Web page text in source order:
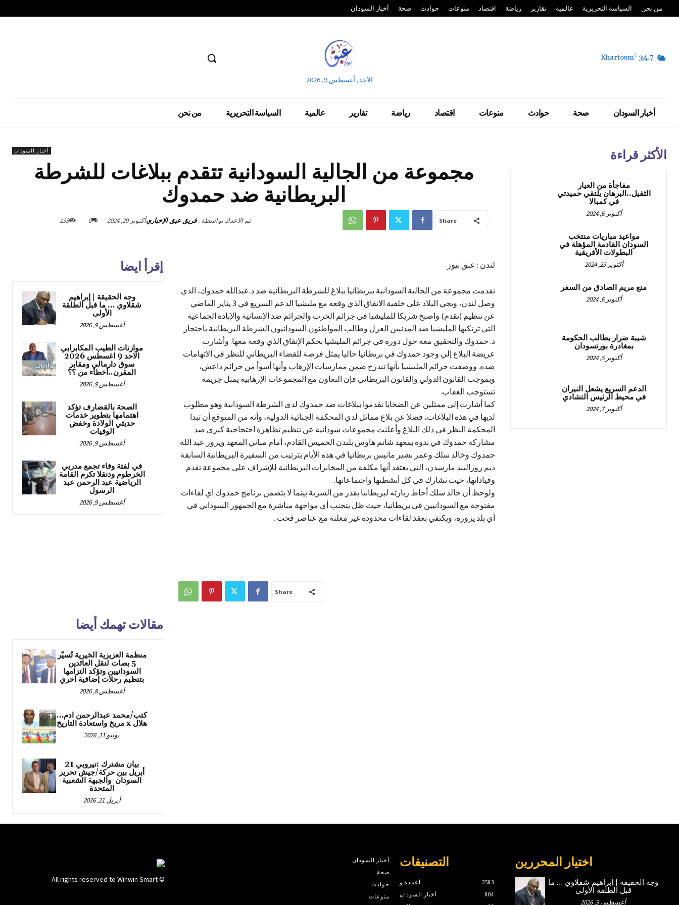
أخبار السودان صحة حوادث منوعات اقتصاد رياضة تقارير عالمية السياسة التحريرية من نحن
34.7
C
Khartoum
الأحد, أغسطس 9, 2026
أخبار السودان صحة حوادث منوعات اقتصاد رياضة تقارير عالمية السياسة التحريرية من نحن
أخبار السودان
مجموعة من الجالية السودانية تتقدم ببلاغات للشرطة
البريطانية ضد حمدوك
تم الاعداد بواسطة : فريق عبق الإخباريأكتوبر 29, 2024 0
133 Share
إقرأ ايضا
وجه الحقيقة | إبراهيم
شقلاوي … ما قبل الطلقة
الأولى
أغسطس 9, 2026
موازنات الطيب المكابرابي
الاحد 9 اغسطس 2026
سوق دارمالي ومقابر
المقرن..أخطاء من ؟؟
أغسطس 9, 2026
الصحة بالقضارف تؤكد
اهتمامها بتطوير خدمات
حديثي الولادة وخفض
الوفيات
أغسطس 9, 2026
في لفتة وفاء تجمع مدربي
الخرطوم ودنقلا تكرم القامة
الرياضية عبد الرحمن عبد
الرسول
أغسطس 9, 2026
لندن : عبق نيوز
تقدمت مجموعة من الجالية السودانية ببريطانيا ببلاغ للشرطة البريطانية ضد د.عبدالله حمدوك، الذي
وصل لندن، ويجي البلاد على خلفية الاتفاق الذي وقعه مع مليشيا الدعم السريع في 3 يناير الماضي
عن تنظيم (تقدم) واصبح شريكا للمليشيا في جرائم الحرب والجرائم ضد الإنسانية والإبادة الجماعية
التي ترتكبها المليشيا ضد المدنيين العزل وطالب المواطنون السودانيون الشرطة البريطانية باحتجاز
د. حمدوك والتحقيق معه حول دوره في جرائم المليشيا بحكم الإتفاق الذي وقعه معها. وأشارت
عريضة البلاغ إلي وجود حمدوك في بريطانيا حاليا يمثل فرصة للقضاء البريطاني للنظر في الاتهامات
ضده. ووصفت جرائم المليشيا بأنها تندرج ضمن ممارسات الإرهاب وأنها أسوأ من جرائم داعش،
وبموجب القانون الدولي والقانون البريطاني فإن التعاون مع المجموعات الإرهابية يمثل جريمة
تستوجب العقاب.
كما أشارت إلى ممثلين عن الضحايا تقدموا ببلاغات ضد حمدوك لدى الشرطة السودانية وهو مطلوب
لديها في هذه البلاغات، فضلا عن بلاغ مماثل لدي المحكمة الجنائية الدولية، وأنه من المتوقع أن تبدا
المحكمة النظر في ذلك البلاغ وأعلنت مجموعات سودانية عن تنظيم تظاهرة احتجاجية كبرى ضد
مشاركة حمدوك في ندوة بمعهد شاتم هاوس بلندن الخميس القادم، أمام مباني المعهد ويزور عبد الله
حمدوك وخالد سلك وعمر بشير مانيس بريطانيا في هذه الأيام بترتيب من السفيرة البريطانية السابقة
ديم روزاليند مارسدن، التي يعتقد أنها مكلفة من المخابرات البريطانية للإشراف على مجموعة تقدم
وقياداتها، حيث تشارك في كل أنشطتها واجتماعاتها.
ولوحظ أن خالد سلك أحاط زيارته لبريطانيا بقدر من السرية بينما لا يتضمن برنامج حمدوك اي لقاءات
مفتوحة مع السودانيين في بريطانيا، حيث ظل يتجنب أي مواجهة مباشرة مع الجمهور السوداني في
أي بلد يزوره، ويكتفي بعقد لقاءات محدودة غير معلنة مع عناصر قحت .
Share
مقالات تهمك أيضا
منظمة العزيزية الخيرية تُسيّر
5 بصات لنقل العائدين
السودانيين وتؤكد التزامها
بتنظيم رحلات إضافية اخري
أغسطس 8, 2026
كتب/محمد عبدالرحمن ادم…
هلال x مريخ واستعادة التاريخ
يونيو 11, 2026
بيان مشترك :نيروبي 21
أبريل بين حركة/جيش تحرير
السودان والجبهة الشعبية
المتحدة
أبريل 21, 2026
الأكثر قراءة
مفاجأة من العيار
الثقيل..البرهان يلتقي حميدتي
في كمبالا
أكتوبر 6, 2024
مواعيد مباريات منتخب
السودان القادمة المؤهلة في
البطولات الأفريقية
أكتوبر 29, 2024
منع مريم الصادق من السفر
أكتوبر 6, 2024
شيبة ضرار يطالب الحكومة
بمغادرة بورتسودان
أكتوبر 5, 2024
الدعم السريع يشعل النيران
في محيط الرئيس التشادي
أكتوبر 7, 2024
© All rights reserved to Winwin Smart
أخبار السودان
صحة
حوادث
منوعات
التصنيفات
أعمدة و
2583
أخبار السودان
804
اختيار المحررين
وجه الحقيقة | إبراهيم شقلاوي … ما
قبل الطلقة الأولى
أغسطس 9, 2026